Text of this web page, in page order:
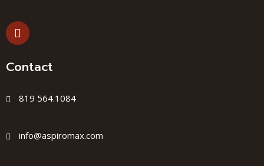
Contact
819 564.1084
info@aspiromax.com